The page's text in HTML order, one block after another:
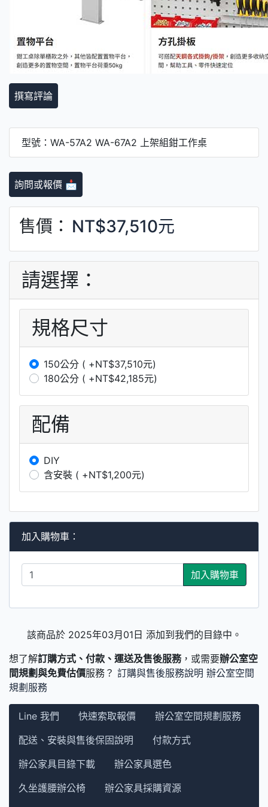
撰寫評論
型號：WA-57A2 WA-67A2 上架組鉗工作桌
詢問或報價 📩
售價： NT$37,510元
請選擇：
規格尺寸
150公分 ( +NT$37,510元)
180公分 ( +NT$42,185元)
配備
DIY
含安裝 ( +NT$1,200元)
加入購物車：
加入購物車
該商品於 2025年03月01日 添加到我們的目錄中。
想了解訂購方式、付款、運送及售後服務，或需要辦公室空
間規劃與免費估價服務？ 訂購與售後服務說明 辦公室空間
規劃服務
Line 我們 快速索取報價
辦公室空間規劃服務
配送、安裝與售後保固說明
付款方式
辦公家具目錄下載
辦公家具選色
久坐護腰辦公椅
辦公家具採購資源